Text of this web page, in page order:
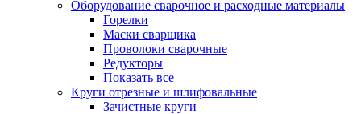
Оборудование сварочное и расходные материалы
Горелки
Маски сварщика
Проволоки сварочные
Редукторы
Показать все
Круги отрезные и шлифовальные
Зачистные круги